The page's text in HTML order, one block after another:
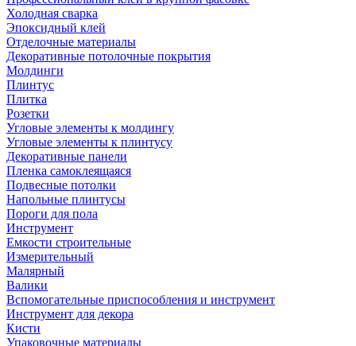
Холодная сварка
Эпоксидный клей
Отделочные материалы
Декоративные потолочные покрытия
Молдинги
Плинтус
Плитка
Розетки
Угловые элементы к молдингу
Угловые элементы к плинтусу
Декоративные панели
Пленка самоклеящаяся
Подвесные потолки
Напольные плинтусы
Пороги для пола
Инструмент
Емкости строительные
Измерительный
Малярный
Валики
Вспомогательные приспособления и инструмент
Инструмент для декора
Кисти
Упаковочные материалы